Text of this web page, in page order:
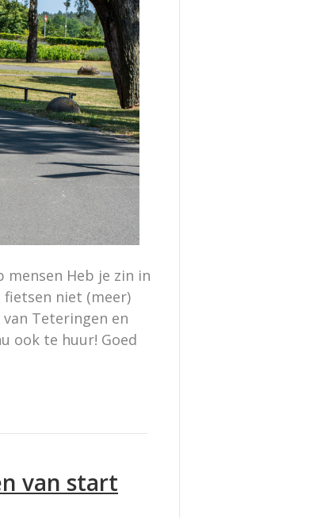
Heb je zin in
niet (meer)
Teteringen en
ook te huur! Goed
van start